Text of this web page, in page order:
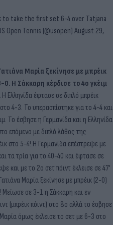
to take the first set 6-4 over Tatjana
Open Tennis (@usopen) August 29,
Μαρία ξεκίνησε με μπρέικ
Η Σάκκαρη κέρδισε το 4ο γκέιμ
Η Ελληνίδα έφτασε σε διπλό μπρέικ
4-3. Το υπερασπίστηκε για το 4-4 και
Το έσβησε η Γερμανίδα και η Ελληνίδα
επόμενο με διπλό λάθος της
στο 5-4! Η Γερμανίδα επέστρεψε με
τα τρία για το 40-40 και έφτασε σε
και με το 2ο σετ πόιντ έκλεισε σε 47'
Μαρία ξεκίνησε με μπρέικ (2-0)
σε 3-1 η Σάκκαρη και εν
(μπρέικ πόιντ) στο 8ο αλλά το έσβησε
όμως έκλεισε το σετ με 6-3 στο